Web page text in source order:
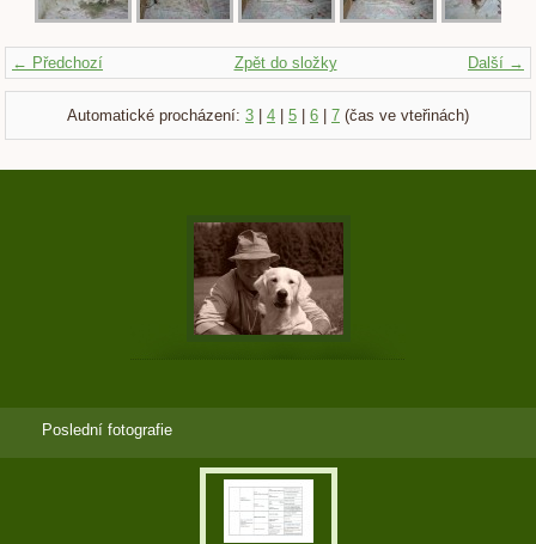
← Předchozí Další →
Zpět do složky
Automatické procházení: 3 4 5 6 7 (čas ve vteřinách)
Poslední fotografie